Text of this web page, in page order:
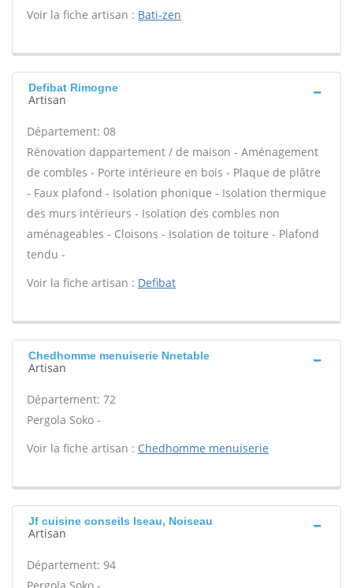
Voir la fiche artisan : Bati-zen
Defibat Rimogne
Artisan
Département: 08
Rénovation dappartement / de maison - Aménagement
de combles - Porte intérieure en bois - Plaque de plâtre
- Faux plafond - Isolation phonique - Isolation thermique
des murs intérieurs - Isolation des combles non
aménageables - Cloisons - Isolation de toiture - Plafond
tendu -
Voir la fiche artisan : Defibat
Chedhomme menuiserie Nnetable
Artisan
Département: 72
Pergola Soko -
Voir la fiche artisan : Chedhomme menuiserie
Jf cuisine conseils Iseau, Noiseau
Artisan
Département: 94